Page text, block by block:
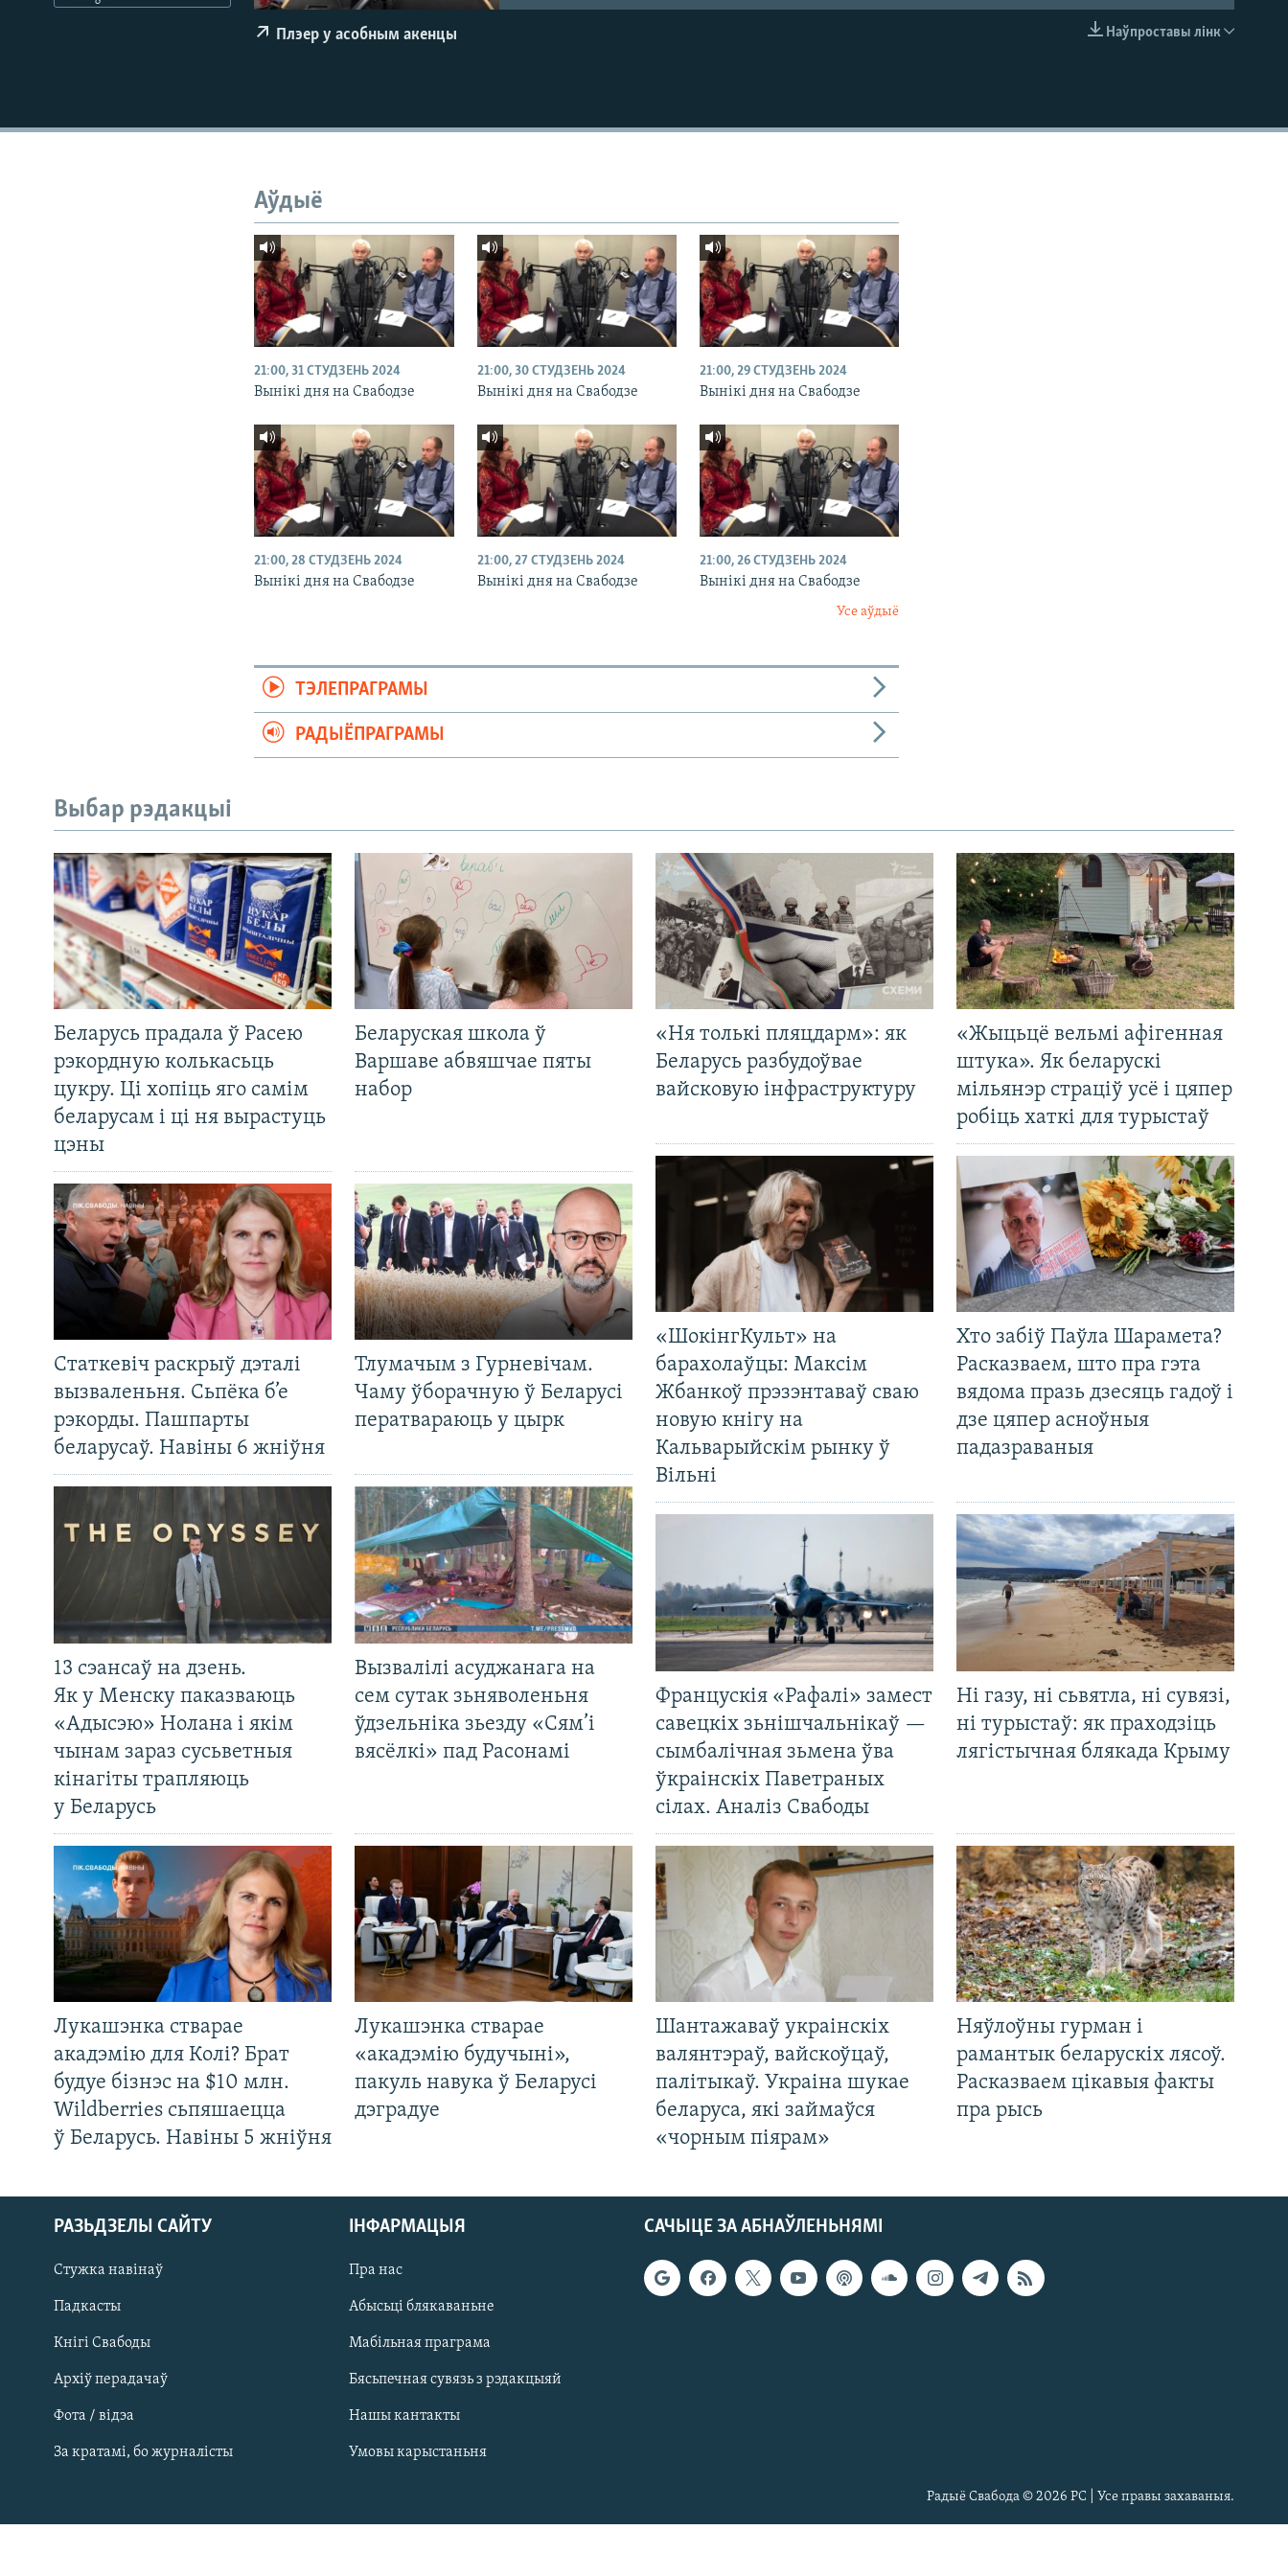
САЧЫЦЕ ЗА АБНАЎЛЕНЬНЯМІ
Наўпроставы лінк
Плэер у асобным акенцы
Аўдыё
21:00, 31 СТУДЗЕНЬ 2024
Вынікі дня на Свабодзе
21:00, 30 СТУДЗЕНЬ 2024
Вынікі дня на Свабодзе
21:00, 29 СТУДЗЕНЬ 2024
Вынікі дня на Свабодзе
21:00, 28 СТУДЗЕНЬ 2024
Вынікі дня на Свабодзе
21:00, 27 СТУДЗЕНЬ 2024
Вынікі дня на Свабодзе
21:00, 26 СТУДЗЕНЬ 2024
Вынікі дня на Свабодзе
Усе аўдыё
ТЭЛЕПРАГРАМЫ
РАДЫЁПРАГРАМЫ
Выбар рэдакцыі
Беларусь прадала ў Расею
рэкордную колькасьць
цукру. Ці хопіць яго самім
беларусам і ці ня вырастуць
цэны
Беларуская школа ў
Варшаве абвяшчае пяты
набор
Статкевіч раскрыў дэталі
вызваленьня. Сьпёка б’е
рэкорды. Пашпарты
беларусаў. Навіны 6 жніўня
Тлумачым з Гурневічам.
Чаму ўборачную ў Беларусі
ператвараюць у цырк
13 сэансаў на дзень.
Як у Менску паказваюць
«Адысэю» Нолана і якім
чынам зараз сусьветныя
кінагіты трапляюць
у Беларусь
Вызвалілі асуджанага на
сем сутак зьняволеньня
ўдзельніка зьезду «Сям’і
вясёлкі» пад Расонамі
Лукашэнка стварае
акадэмію для Колі? Брат
будуе бізнэс на $10 млн.
Wildberries сьпяшаецца
ў Беларусь. Навіны 5 жніўня
Лукашэнка стварае
«акадэмію будучыні»,
пакуль навука ў Беларусі
дэградуе
«Ня толькі пляцдарм»: як
Беларусь разбудоўвае
вайсковую інфраструктуру
«Жыцьцё вельмі афігенная
штука». Як беларускі
мільянэр страціў усё і цяпер
робіць хаткі для турыстаў
«ШокінгКульт» на
барахолаўцы: Максім
Жбанкоў прэзэнтаваў сваю
новую кнігу на
Кальварыйскім рынку ў
Вільні
Хто забіў Паўла Шарамета?
Расказваем, што пра гэта
вядома празь дзесяць гадоў і
дзе цяпер асноўныя
падазраваныя
Францускія «Рафалі» замест
савецкіх зьнішчальнікаў —
сымбалічная зьмена ўва
ўкраінскіх Паветраных
сілах. Аналіз Свабоды
Ні газу, ні сьвятла, ні сувязі,
ні турыстаў: як праходзіць
лягістычная блякада Крыму
Шантажаваў украінскіх
валянтэраў, вайскоўцаў,
палітыкаў. Украіна шукае
беларуса, які займаўся
«чорным піярам»
Няўлоўны гурман і
рамантык беларускіх лясоў.
Расказваем цікавыя факты
пра рысь
САЧЫЦЕ ЗА АБНАЎЛЕНЬНЯМІ
РАЗЬДЗЕЛЫ САЙТУ
Стужка навінаў
Падкасты
Кнігі Свабоды
Архіў перадачаў
Фота / відэа
За кратамі, бо журналісты
ІНФАРМАЦЫЯ
Пра нас
Абысьці блякаваньне
Мабільная праграма
Бясьпечная сувязь з рэдакцыяй
Нашы кантакты
Умовы карыстаньня
Радыё Свабода © 2026 РС | Усе правы захаваныя.